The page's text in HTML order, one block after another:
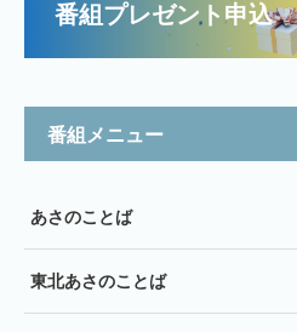
番組プレゼント申込
番組メニュー
あさのことば
東北あさのことば